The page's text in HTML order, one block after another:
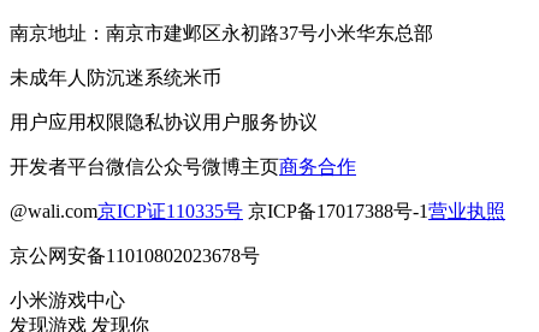
南京地址：南京市建邺区永初路37号小米华东总部
未成年人防沉迷系统米币
用户应用权限隐私协议用户服务协议
开发者平台微信公众号微博主页商务合作
@wali.com京ICP证110335号 京ICP备17017388号-1营业执照
京公网安备11010802023678号
小米游戏中心
发现游戏 发现你